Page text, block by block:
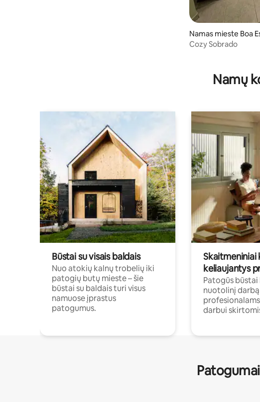
Namas mieste Boa
Cozy Sobrado
Namų
Būstai su visais baldais
Nuo atokių kalnų trobelių iki
patogių butų mieste – šie
būstai su baldais turi visus
namuose įprastus
patogumus.
Skaitmeniniai
keliaujantys
Patogūs
nuotolinį
darbui